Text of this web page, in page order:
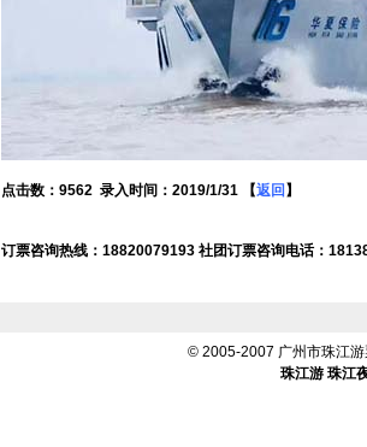
点击数：9562 录入时间：2019/1/31 【返回 】
订票咨询热线：18820079193 社团订票咨询电话：
© 2005-2007 广州市珠江
珠江游 珠江